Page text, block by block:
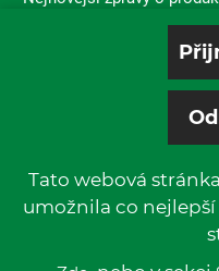
vaší
© 2019 P & L,
Tato webová
umožnila co